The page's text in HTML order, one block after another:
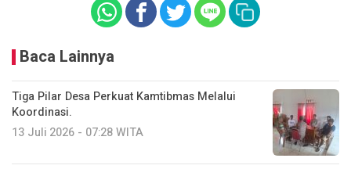
Baca Lainnya
Tiga Pilar Desa Perkuat Kamtibmas Melalui
Koordinasi.
13 Juli 2026 - 07:28 WITA